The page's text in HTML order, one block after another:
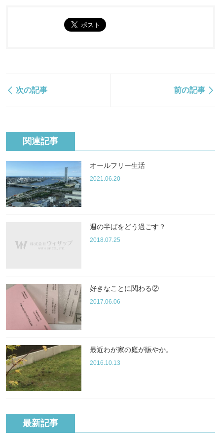
次の記事 前の記事
関連記事
オールフリー生活
2021.06.20
週の半ばをどう過ごす？
2018.07.25
好きなことに関わる②
2017.06.06
最近わが家の庭が賑やか。
2016.10.13
最新記事